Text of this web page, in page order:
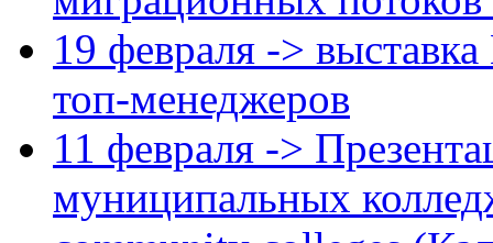
19 февраля ->
топ-менеджеров
11 февраля ->
муниципальных